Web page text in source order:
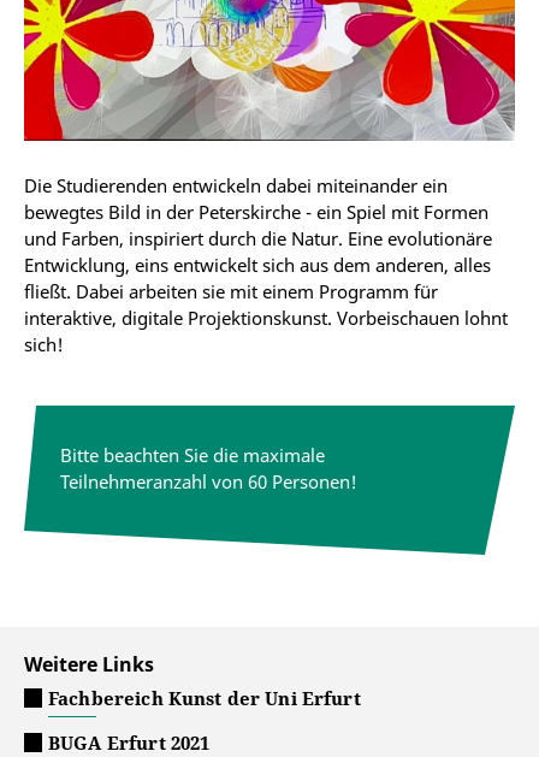
Die Studierenden entwickeln dabei miteinander ein
bewegtes Bild in der Peterskirche - ein Spiel mit Formen
und Farben, inspiriert durch die Natur. Eine evolutionäre
Entwicklung, eins entwickelt sich aus dem anderen, alles
fließt. Dabei arbeiten sie mit einem Programm für
interaktive, digitale Projektionskunst. Vorbeischauen lohnt
sich!
Bitte beachten Sie die maximale
Teilnehmeranzahl von 60 Personen!
Weitere Links
Fachbereich Kunst der Uni Erfurt
BUGA Erfurt 2021